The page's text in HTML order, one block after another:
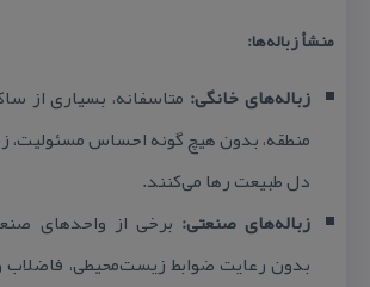
منشأ زباله‌ها:
زباله‌های خانگی: متاسفانه، بسیاری از
منطقه، بدون هیچ گونه احساس مسئولیت،
دل طبیعت رها می‌كنند.
زباله‌های صنعتی: برخی از واحدهای
بدون رعایت ضوابط زیست‌محیطی،